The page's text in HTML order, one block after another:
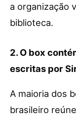
a organização
biblioteca.
2. O box
escritas por
A maioria dos
brasileiro